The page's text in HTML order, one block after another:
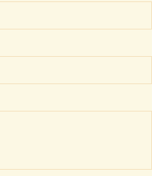
茂自悠学舎」開設
推進エクセレント企業認定